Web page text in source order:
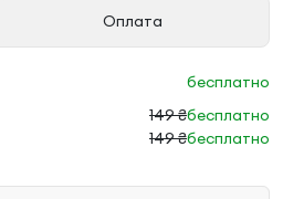
Оплата
бесплатно
149 ₴бесплатно
149 ₴бесплатно